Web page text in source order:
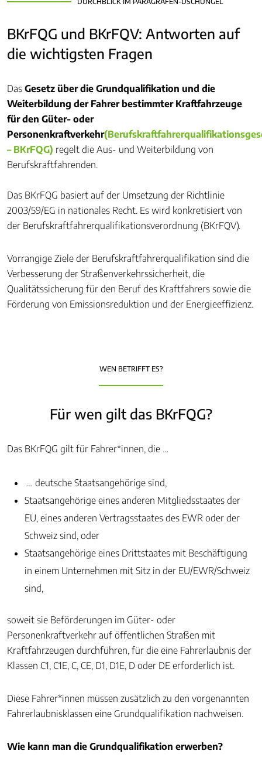
BKrFQG und BKrFQV: Antworten auf
die wichtigsten Fragen
Das Gesetz über die Grundqualifikation und die
Weiterbildung der Fahrer bestimmter Kraftfahrzeuge
für den Güter- oder
Personenkraftverkehr
– BKrFQG) regelt die Aus- und Weiterbildung von
Berufskraftfahrenden.
Das BKrFQG basiert auf der Umsetzung der Richtlinie
2003/59/EG in nationales Recht. Es wird konkretisiert von
der Berufskraftfahrerqualifikationsverordnung (BKrFQV).
Vorrangige Ziele der Berufskraftfahrerqualifikation sind die
Verbesserung der Straßenverkehrssicherheit, die
Qualitätssicherung für den Beruf des Kraftfahrers sowie die
Förderung von Emissionsreduktion und der Energieeffizienz.
WEN BETRIFFT ES?
Für wen gilt das BKrFQG?
Das BKrFQG gilt für Fahrer*innen, die …
… deutsche Staatsangehörige sind,
Staatsangehörige eines anderen Mitgliedsstaates der
EU, eines anderen Vertragsstaates des EWR oder der
Schweiz sind, oder
Staatsangehörige eines Drittstaates mit Beschäftigung
in einem Unternehmen mit Sitz in der EU/EWR/Schweiz
sind,
soweit sie Beförderungen im Güter- oder
Personenkraftverkehr auf öffentlichen Straßen mit
Kraftfahrzeugen durchführen, für die eine Fahrerlaubnis der
Klassen C1, C1E, C, CE, D1, D1E, D oder DE erforderlich ist.
Diese Fahrer*innen müssen zusätzlich zu den vorgenannten
Fahrerlaubnisklassen eine Grundqualifikation nachweisen.
Wie kann man die Grundqualifikation erwerben?